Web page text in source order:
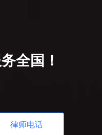
全国！
律师电话